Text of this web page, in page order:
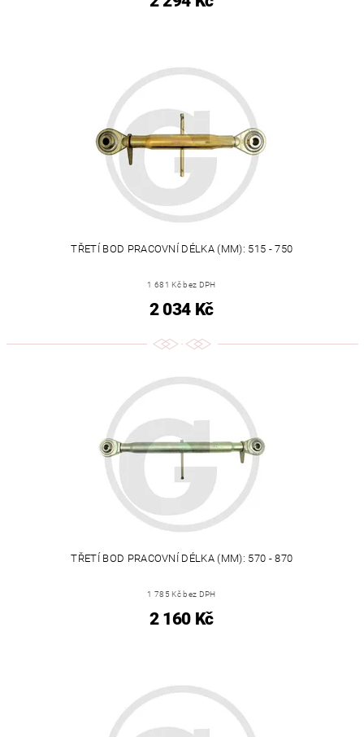
TŘETÍ BOD PRACOVNÍ DÉLKA (MM): 515 - 750
1 681 Kč bez DPH
2 034 Kč
TŘETÍ BOD PRACOVNÍ DÉLKA (MM): 570 - 870
1 785 Kč bez DPH
2 160 Kč